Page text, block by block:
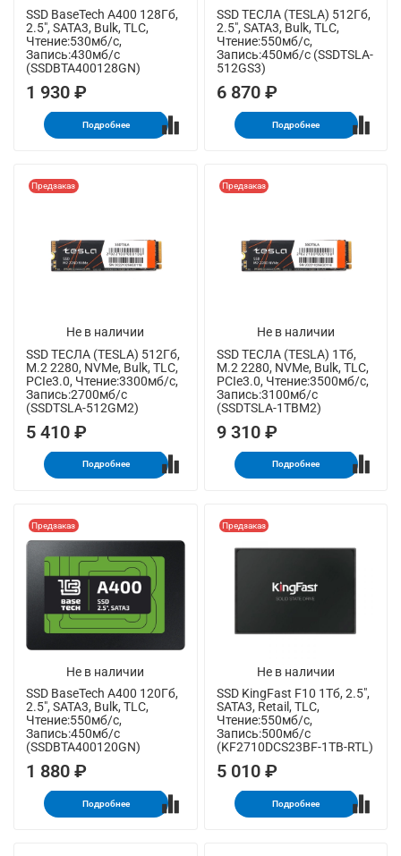
SSD BaseTech A400 128Гб,
2.5", SATA3, Bulk, TLC,
Чтение:530мб/с,
Запись:430мб/с
(SSDBTA400128GN)
1 930 ₽
Подробнее
SSD ТЕСЛА (TESLA) 512Гб,
2.5", SATA3, Bulk, TLC,
Чтение:550мб/с,
Запись:450мб/с (SSDTSLA-
512GS3)
6 870 ₽
Подробнее
Не в наличии
Предзаказ
SSD ТЕСЛА (TESLA) 512Гб,
M.2 2280, NVMe, Bulk, TLC,
PCIe3.0, Чтение:3300мб/с,
Запись:2700мб/с
(SSDTSLA-512GM2)
5 410 ₽
Подробнее
Не в наличии
Предзаказ
SSD ТЕСЛА (TESLA) 1Тб,
M.2 2280, NVMe, Bulk, TLC,
PCIe3.0, Чтение:3500мб/с,
Запись:3100мб/с
(SSDTSLA-1TBM2)
9 310 ₽
Подробнее
Не в наличии
Предзаказ
SSD BaseTech A400 120Гб,
2.5", SATA3, Bulk, TLC,
Чтение:550мб/с,
Запись:450мб/с
(SSDBTA400120GN)
1 880 ₽
Подробнее
Не в наличии
Предзаказ
SSD KingFast F10 1Тб, 2.5",
SATA3, Retail, TLC,
Чтение:550мб/с,
Запись:500мб/с
(KF2710DCS23BF-1TB-RTL)
5 010 ₽
Подробнее